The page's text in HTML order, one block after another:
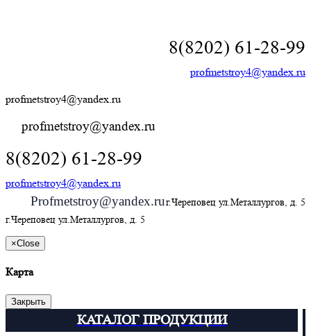
8(8202) 61-28-99
profmetstroy4@yandex.ru
profmetstroy4@yandex.ru
profmetstroy@yandex.ru
8(8202) 61-28-99
profmetstroy4@yandex.ru
Profmetstroy@yandex.ruг.Череповец ул.Металлургов, д. 5
г.Череповец ул.Металлургов, д. 5
×Close
Карта
Закрыть
КАТАЛОГ ПРОДУКЦИИ